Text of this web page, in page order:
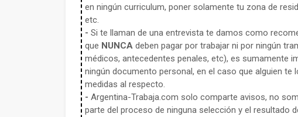
en ningún curriculum, poner solamente tu zona de
etc.
- Si te llaman de una entrevista te damos como
que NUNCA deben pagar por trabajar ni por ningún
médicos, antecedentes penales, etc), es sumamente
ningún documento personal, en el caso que alguien
medidas al respecto.
- Argentina-Trabaja.com solo comparte avisos, no
parte del proceso de ninguna selección y el resultado